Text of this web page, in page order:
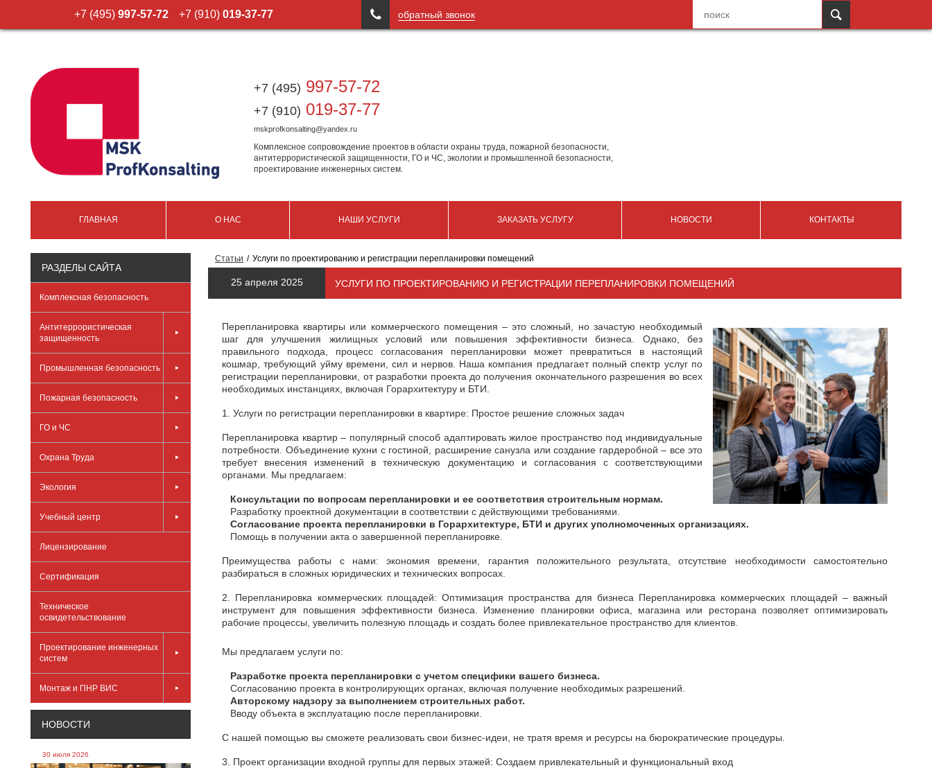
+7 (495) 997-57-72 +7 (910) 019-37-77  обратный звонок
+7 (495) 997-57-72
+7 (910) 019-37-77
mskprofkonsalting@yandex.ru
Комплексное сопровождение проектов в области охраны труда, пожарной безопасности,
антитеррористической защищенности, ГО и ЧС, экологии и промышленной безопасности,
проектирование инженерных систем.
ГЛАВНАЯ О НАС НАШИ УСЛУГИ ЗАКАЗАТЬ УСЛУГУ НОВОСТИ КОНТАКТЫ
РАЗДЕЛЫ САЙТА
Комплексная безопасность
Антитеррористическая
защищенность
Промышленная безопасность
Пожарная безопасность
ГО и ЧС
Охрана Труда
Экология
Учебный центр
Лицензирование
Сертификация
Техническое
освидетельствование
Проектирование инженерных
систем
Монтаж и ПНР ВИС
НОВОСТИ
30 июля 2026
Статьи Услуги по проектированию и регистрации перепланировки помещений
25 апреля 2025 УСЛУГИ ПО ПРОЕКТИРОВАНИЮ И РЕГИСТРАЦИИ ПЕРЕПЛАНИРОВКИ ПОМЕЩЕНИЙ
Перепланировка квартиры или коммерческого помещения – это сложный, но зачастую необходимый
шаг для улучшения жилищных условий или повышения эффективности бизнеса. Однако, без
правильного подхода, процесс согласования перепланировки может превратиться в настоящий
кошмар, требующий уйму времени, сил и нервов. Наша компания предлагает полный спектр услуг по
регистрации перепланировки, от разработки проекта до получения окончательного разрешения во всех
необходимых инстанциях, включая Горархитектуру и БТИ.
1. Услуги по регистрации перепланировки в квартире: Простое решение сложных задач
Перепланировка квартир – популярный способ адаптировать жилое пространство под индивидуальные
потребности. Объединение кухни с гостиной, расширение санузла или создание гардеробной – все это
требует внесения изменений в техническую документацию и согласования с соответствующими
органами. Мы предлагаем:
Консультации по вопросам перепланировки и ее соответствия строительным нормам.
Разработку проектной документации в соответствии с действующими требованиями.
Согласование проекта перепланировки в Горархитектуре, БТИ и других уполномоченных организациях.
Помощь в получении акта о завершенной перепланировке.
Преимущества работы с нами: экономия времени, гарантия положительного результата, отсутствие необходимости самостоятельно
разбираться в сложных юридических и технических вопросах.
2. Перепланировка коммерческих площадей: Оптимизация пространства для бизнеса Перепланировка коммерческих площадей – важный
инструмент для повышения эффективности бизнеса. Изменение планировки офиса, магазина или ресторана позволяет оптимизировать
рабочие процессы, увеличить полезную площадь и создать более привлекательное пространство для клиентов.
Мы предлагаем услуги по:
Разработке проекта перепланировки с учетом специфики вашего бизнеса.
Согласованию проекта в контролирующих органах, включая получение необходимых разрешений.
Авторскому надзору за выполнением строительных работ.
Вводу объекта в эксплуатацию после перепланировки.
С нашей помощью вы сможете реализовать свои бизнес-идеи, не тратя время и ресурсы на бюрократические процедуры.
3. Проект организации входной группы для первых этажей: Создаем привлекательный и функциональный вход